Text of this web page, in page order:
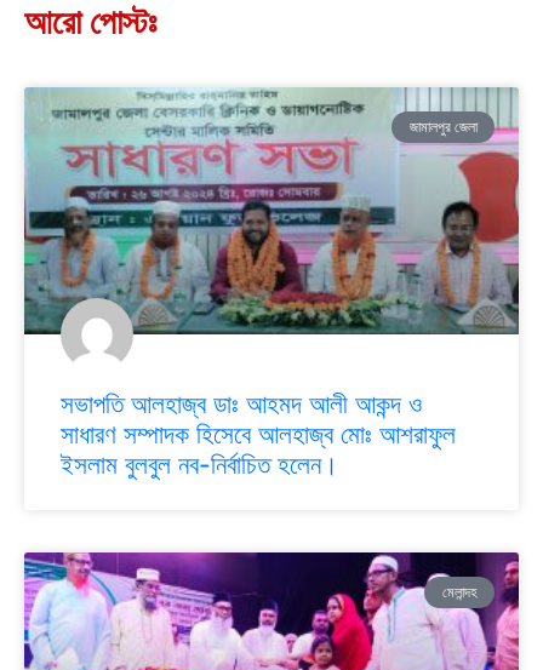
আরো পোস্টঃ
জামালপুর জেলা
সভাপতি আলহাজ্ব ডাঃ আহমদ আলী আকন্দ ও
সাধারণ সম্পাদক হিসেবে আলহাজ্ব মোঃ আশরাফুল
ইসলাম বুলবুল নব-নির্বাচিত হলেন।
মেলান্দহ